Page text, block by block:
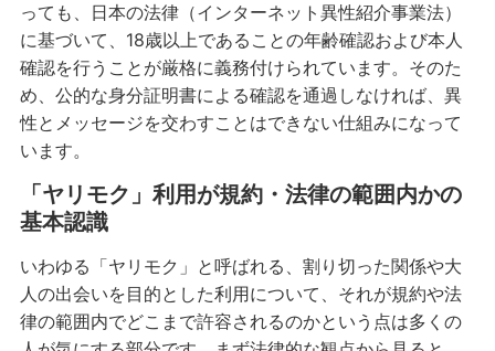
っても、日本の法律（インターネット異性紹介事業法）
に基づいて、18歳以上であることの年齢確認および本人
確認を行うことが厳格に義務付けられています。そのた
め、公的な身分証明書による確認を通過しなければ、異
性とメッセージを交わすことはできない仕組みになって
います。
「ヤリモク」利用が規約・法律の範囲内かの
基本認識
いわゆる「ヤリモク」と呼ばれる、割り切った関係や大
人の出会いを目的とした利用について、それが規約や法
律の範囲内でどこまで許容されるのかという点は多くの